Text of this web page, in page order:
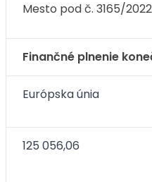
Mesto pod č. 3165/
Finančné plnenie
Európska únia
125 056,06